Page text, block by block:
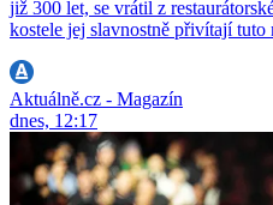
již 300 let, se vrátil z
kostele jej slavnostně přivítají
Aktuálně.cz - Magazín
dnes, 12:17